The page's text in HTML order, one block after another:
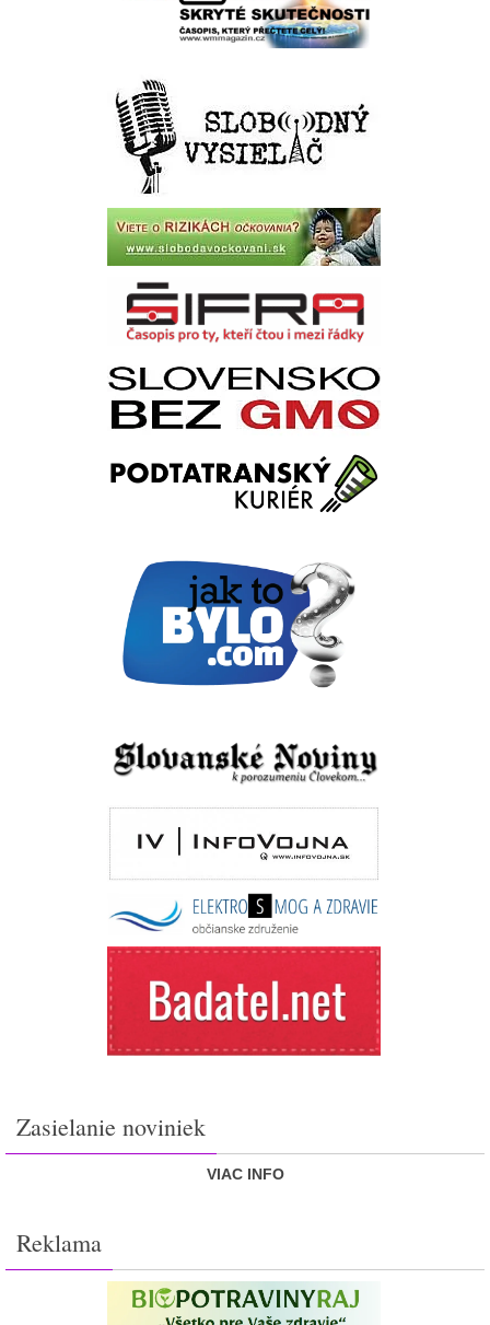
Zasielanie noviniek
VIAC INFO
Reklama